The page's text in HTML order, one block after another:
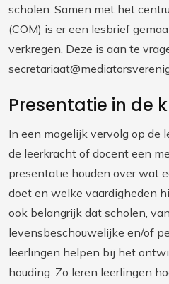
scholen. Samen met het
(COM) is er een lesbrief
verkregen. Deze is aan te
Presentatie in de
In een mogelijk vervolg op de
de leerkracht of docent een
presentatie houden over wat
doet en welke vaardigheden
ook belangrijk dat scholen,
levensbeschouwelijke en/of
leerlingen helpen bij het
houding. Zo leren leerlingen